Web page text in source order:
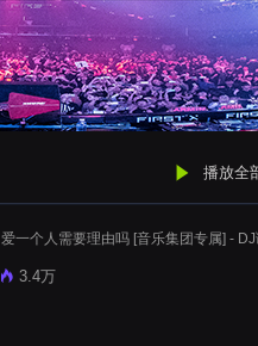
播放全
爱一个人需要理由吗 [音乐集团专属] -
3.4万